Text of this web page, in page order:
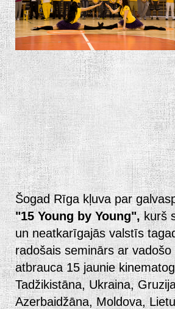
Šogad Rīga kļuva par
"15 Young by Young",kurš
un neatkarīgajās valstīs
radošais seminārs ar
atbrauca 15 jaunie
Tadžikistāna, Ukraina,
Azerbaidžāna, Moldova,